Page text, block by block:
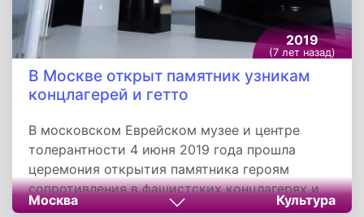
2019
(7 лет назад)
В Москве открыт памятник узникам
концлагерей и гетто
В московском Еврейском музее и центре
толерантности 4 июня 2019 года прошла
церемония открытия памятника героям
сопротивления в фашистских концлагерях и
еврейских гетто в годы Второй мировой
Москва Культура